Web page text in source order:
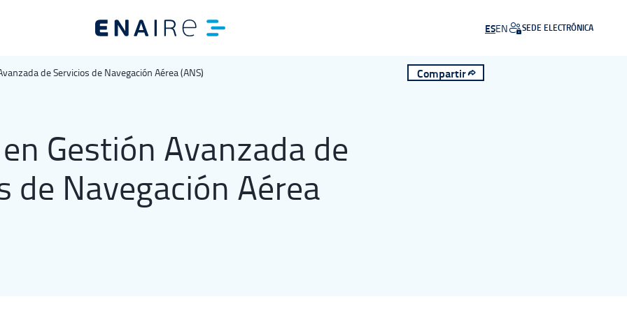
ESEN SEDE ELECTRÓNICA
Abre en nueva ventana
MIGASde Servicios de Navegación Aérea (ANS) Compartir
Gestión Avanzada de
de Navegación Aérea